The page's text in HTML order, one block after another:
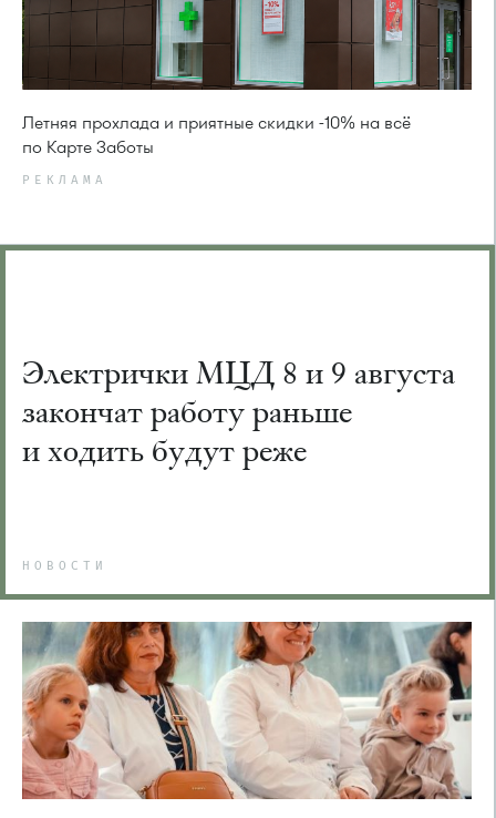
Летняя прохлада и приятные скидки -10% на всё
по Карте Заботы
РЕКЛАМА
Электрички МЦД 8 и 9 августа
закончат работу раньше
и ходить будут реже
НОВОСТИ